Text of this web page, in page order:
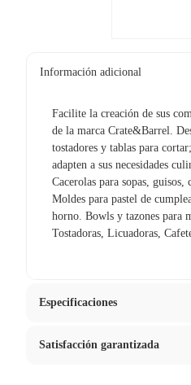
Información adicional
Facilite la creación de sus
de la marca Crate&Barrel.
tostadores y tablas para
adapten a sus necesidades
Cacerolas para sopas,
Moldes para pastel de
horno. Bowls y tazones para
Tostadoras, Licuadoras,
Especificaciones
Hecho en
Satisfacción garantizada